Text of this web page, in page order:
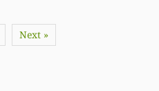
Next »